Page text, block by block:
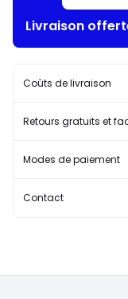
Livraison
Coûts de livraison
Retours gratuits et
Modes de paiement
Contact